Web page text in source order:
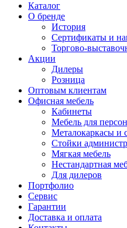
Каталог
О бренде
История
Сертификаты и
Торгово-
Акции
Дилеры
Розница
Оптовым клиентам
Офисная мебель
Кабинеты
Мебель для
Металокаркасы и
Стойки
Мягкая мебель
Нестандартная
Для дилеров
Портфолио
Сервис
Гарантии
Доставка и оплата